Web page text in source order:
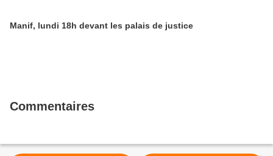
Manif, lundi 18h devant les palais de justice
Commentaires